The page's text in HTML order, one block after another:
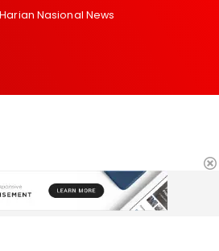
Nasional News